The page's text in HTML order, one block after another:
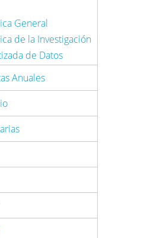
General
de la Investigación
de Datos
Anuales